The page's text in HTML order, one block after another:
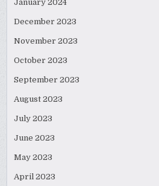
January 2024
December 2023
November 2023
October 2023
September 2023
August 2023
July 2023
June 2023
May 2023
April 2023